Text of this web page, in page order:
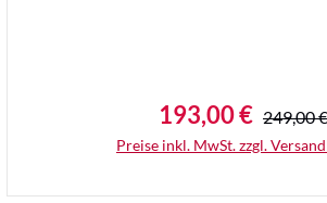
Verkaufspreis:
193,00 € 249,00 €
Preise inkl. MwSt. zzgl.